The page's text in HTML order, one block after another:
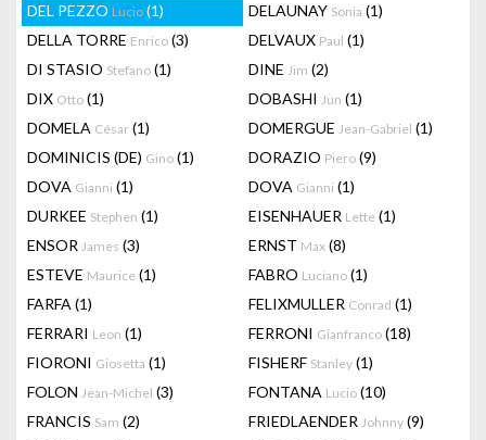
DEL PEZZO Lucio (1) DELAUNAY Sonia (1)
DELLA TORRE Enrico (3) DELVAUX Paul (1)
DI STASIO Stefano (1) DINE Jim (2)
DIX Otto (1) DOBASHI Jun (1)
DOMELA César (1) DOMERGUE Jean-Gabriel (1)
DOMINICIS (DE) Gino (1) DORAZIO Piero (9)
DOVA Gianni (1) DOVA Gianni (1)
DURKEE Stephen (1) EISENHAUER Lette (1)
ENSOR James (3) ERNST Max (8)
ESTEVE Maurice (1) FABRO Luciano (1)
FARFA (1) FELIXMULLER Conrad (1)
FERRARI Leon (1) FERRONI Gianfranco (18)
FIORONI Giosetta (1) FISHERF Stanley (1)
FOLON Jean-Michel (3) FONTANA Lucio (10)
FRANCIS Sam (2) FRIEDLAENDER Johnny (9)